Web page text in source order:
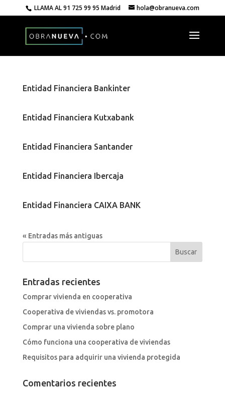
LLAMA AL91 725 99 95 Madrid hola@obranueva.com
Entidad Financiera Bankinter
Entidad Financiera Kutxabank
Entidad Financiera Santander
Entidad Financiera Ibercaja
Entidad Financiera CAIXA BANK
« Entradas más antiguas
Entradas recientes
Comprar vivienda en cooperativa
Cooperativa de viviendas vs. promotora
Comprar una vivienda sobre plano
Cómo funciona una cooperativa de viviendas
Requisitos para adquirir una vivienda protegida
Comentarios recientes